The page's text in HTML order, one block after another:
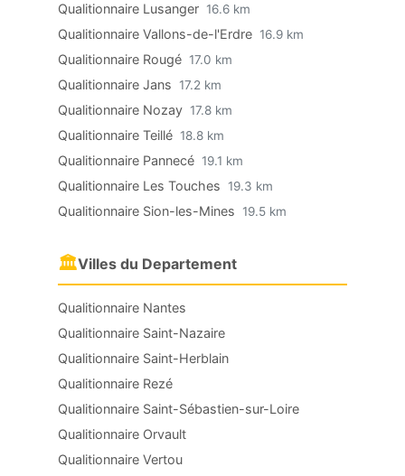
Qualitionnaire Lusanger 16.6 km
Qualitionnaire Vallons-de-l'Erdre 16.9 km
Qualitionnaire Rougé 17.0 km
Qualitionnaire Jans 17.2 km
Qualitionnaire Nozay 17.8 km
Qualitionnaire Teillé 18.8 km
Qualitionnaire Pannecé 19.1 km
Qualitionnaire Les Touches 19.3 km
Qualitionnaire Sion-les-Mines 19.5 km
🏛Villes du Departement
Qualitionnaire Nantes
Qualitionnaire Saint-Nazaire
Qualitionnaire Saint-Herblain
Qualitionnaire Rezé
Qualitionnaire Saint-Sébastien-sur-Loire
Qualitionnaire Orvault
Qualitionnaire Vertou